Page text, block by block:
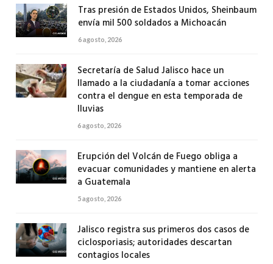
Tras presión de Estados Unidos, Sheinbaum
envía mil 500 soldados a Michoacán
6 agosto, 2026
Secretaría de Salud Jalisco hace un
llamado a la ciudadanía a tomar acciones
contra el dengue en esta temporada de
lluvias
6 agosto, 2026
Erupción del Volcán de Fuego obliga a
evacuar comunidades y mantiene en alerta
a Guatemala
5 agosto, 2026
Jalisco registra sus primeros dos casos de
ciclosporiasis; autoridades descartan
contagios locales